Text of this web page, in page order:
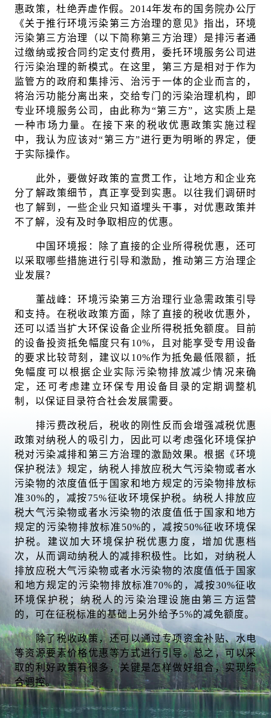
惠政策，杜绝弄虚作假。2014年发布的国务院办公厅
《关于推行环境污染第三方治理的意见》指出，环境
污染第三方治理（以下简称第三方治理）是排污者通
过缴纳或按合同约定支付费用，委托环境服务公司进
行污染治理的新模式。在这里，第三方是相对于作为
监管方的政府和集排污、治污于一体的企业而言的，
将治污功能分离出来，交给专门的污染治理机构，即
专业环境服务公司，由此称为“第三方”，这实质上是
一种市场力量。在接下来的税收优惠政策实施过程
中，我认为应该对“第三方”进行更为明晰的界定，便
于实际操作。
此外，要做好政策的宣贯工作，让地方和企业充
分了解政策细节，真正享受到实惠。以往我们调研时
也了解到，一些企业只知道埋头干事，对优惠政策并
不了解，没有及时争取相应的优惠。
中国环境报：除了直接的企业所得税优惠，还可
以采取哪些措施进行引导和激励，推动第三方治理企
业发展？
董战峰：环境污染第三方治理行业急需政策引导
和支持。在税收政策方面，除了直接的税收优惠外，
还可以适当扩大环保设备企业所得税抵免额度。目前
的设备投资抵免幅度只有10%，且对能享受专用设备
的要求比较苛刻，建议以10%作为抵免最低限额，抵
免幅度可以根据企业实际污染物排放减少情况来确
定，还可考虑建立环保专用设备目录的定期调整机
制，以保证目录符合社会发展需要。
排污费改税后，税收的刚性反而会增强减税优惠
政策对纳税人的吸引力，因此可以考虑强化环境保护
税对污染减排和第三方治理的激励效果。根据《环境
保护税法》规定，纳税人排放应税大气污染物或者水
污染物的浓度值低于国家和地方规定的污染物排放标
准30%的，减按75%征收环境保护税。纳税人排放应
税大气污染物或者水污染物的浓度值低于国家和地方
规定的污染物排放标准50%的，减按50%征收环境保
护税。建议加大环境保护税优惠力度，增加优惠档
次，从而调动纳税人的减排积极性。比如，对纳税人
排放应税大气污染物或者水污染物的浓度值低于国家
和地方规定的污染物排放标准70%的，减按30%征收
环境保护税；纳税人的污染治理设施由第三方运营
的，可在征税标准的基础上另外给予5%的减免额度。
除了税收政策，还可以通过专项资金补贴、水电
等资源要素价格优惠等方式进行引导。总之，可以采
取的利好政策有很多，关键是怎样做好组合，实现综
合调控。